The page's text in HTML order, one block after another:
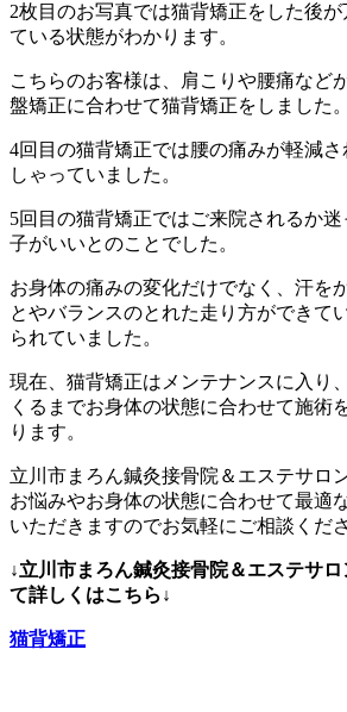
2枚目のお写真では猫背矯正をした後
ている状態がわかります。
こちらのお客様は、肩こりや腰痛など
盤矯正に合わせて猫背矯正をしました。
4回目の猫背矯正では腰の痛みが軽減
しゃっていました。
5回目の猫背矯正ではご来院されるか
子がいいとのことでした。
お身体の痛みの変化だけでなく、汗を
とやバランスのとれた走り方ができて
られていました。
現在、猫背矯正はメンテナンスに入り
くるまでお身体の状態に合わせて施術
ります。
立川市まろん鍼灸接骨院＆エステサロ
お悩みやお身体の状態に合わせて最適
いただきますのでお気軽にご相談くださ
↓立川市まろん鍼灸接骨院＆エステサ
て詳しくはこちら↓
猫背矯正